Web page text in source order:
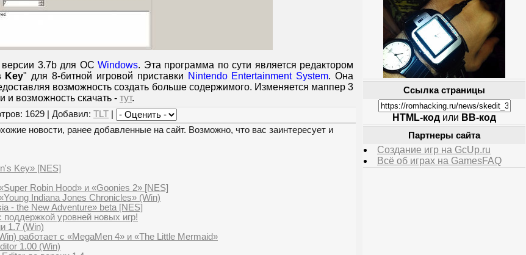
3.7b для ОСWindows. Эта программа по сути является редактором
Key" для 8-битной игровой приставки Nintendo Entertainment System. Она
возможность создать больше содержимого. Изменяется маппер 3
и возможность скачать - тут.
1629 | Добавил: TLT
новости, ранее добавленные на сайт. Возможно, что вас заинтересует и
Key» [NES]
Robin Hood» и «Goonies 2» [NES]
Indiana Jones Chronicles» (Win)
- the New Adventure» beta [NES]
поддержкой уровней новых игр!
1.7 (Win)
работает с «MegaMen 4» и «The Little Mermaid»
1.00 (Win)
Ссылка страницы
HTML-код или BB-код
Партнеры сайта
Создание игр на GcUp.ru
Всё об играх на GamesFAQ